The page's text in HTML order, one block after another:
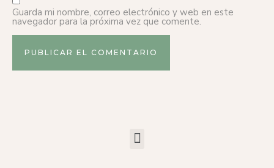
Guarda mi nombre, correo electrónico y web en este
navegador para la próxima vez que comente.